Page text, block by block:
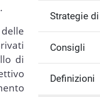
di
Strategie
Consigli
Definizioni